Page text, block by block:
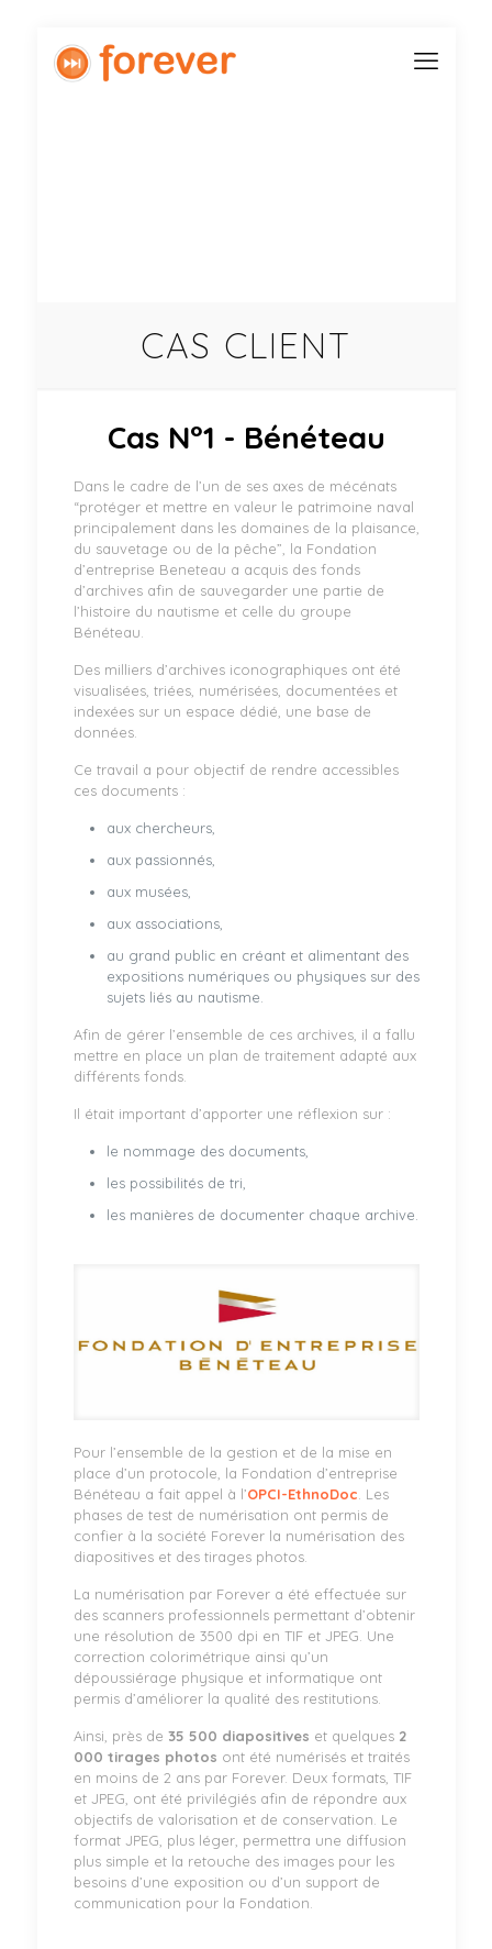
CAS CLIENT
Cas N°1 - Bénéteau
Dans le cadre de l’un de ses axes de mécénats
“protéger et mettre en valeur le patrimoine naval
principalement dans les domaines de la plaisance,
du sauvetage ou de la pêche”, la Fondation
d’entreprise Beneteau a acquis des fonds
d’archives afin de sauvegarder une partie de
l’histoire du nautisme et celle du groupe
Bénéteau.
Des milliers d’archives iconographiques ont été
visualisées, triées, numérisées, documentées et
indexées sur un espace dédié, une base de
données.
Ce travail a pour objectif de rendre accessibles
ces documents :
aux chercheurs,
aux passionnés,
aux musées,
aux associations,
au grand public en créant et alimentant des
expositions numériques ou physiques sur des
sujets liés au nautisme.
Afin de gérer l’ensemble de ces archives, il a fallu
mettre en place un plan de traitement adapté aux
différents fonds.
Il était important d’apporter une réflexion sur :
le nommage des documents,
les possibilités de tri,
les manières de documenter chaque archive.
Pour l’ensemble de la gestion et de la mise en
place d’un protocole, la Fondation d’entreprise
Bénéteau a fait appel à l’OPCI-EthnoDoc. Les
phases de test de numérisation ont permis de
confier à la société Forever la numérisation des
diapositives et des tirages photos.
La numérisation par Forever a été effectuée sur
des scanners professionnels permettant d’obtenir
une résolution de 3500 dpi en TIF et JPEG. Une
correction colorimétrique ainsi qu’un
dépoussiérage physique et informatique ont
permis d’améliorer la qualité des restitutions.
Ainsi, près de 35 500 diapositives et quelques 2
000 tirages photos ont été numérisés et traités
en moins de 2 ans par Forever. Deux formats, TIF
et JPEG, ont été privilégiés afin de répondre aux
objectifs de valorisation et de conservation. Le
format JPEG, plus léger, permettra une diffusion
plus simple et la retouche des images pour les
besoins d’une exposition ou d’un support de
communication pour la Fondation.